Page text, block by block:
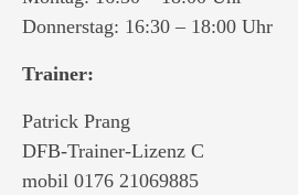
Donnerstag: 16:30 – 18:00 Uhr
Trainer:
Patrick Prang
DFB-Trainer-Lizenz C
mobil 0176 21069885